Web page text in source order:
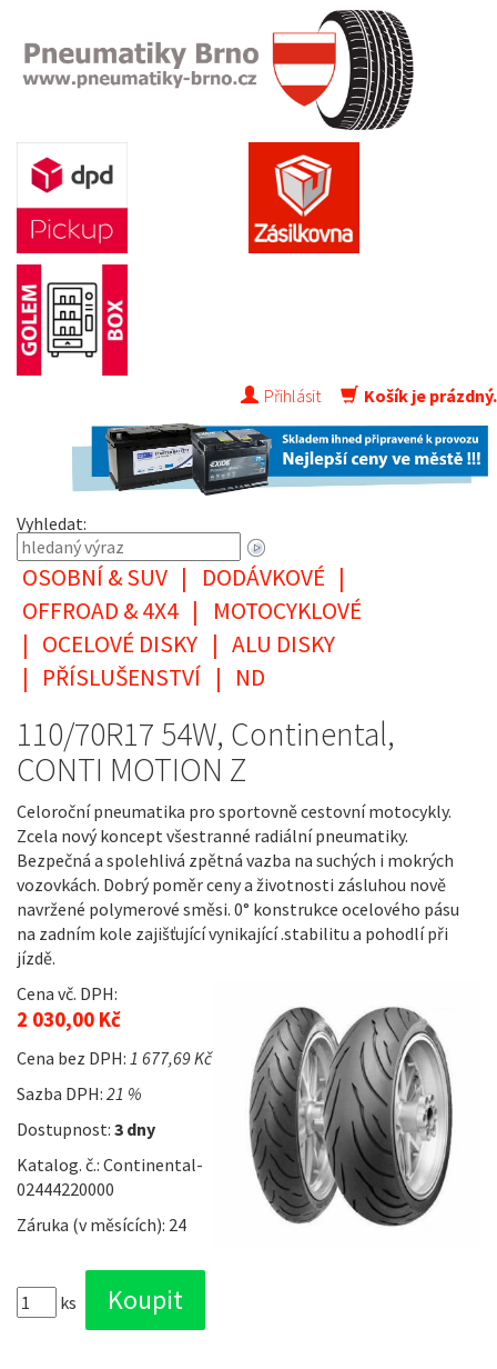
Přihlásit Košík je prázdný.
Vyhledat:
OSOBNÍ & SUV | DODÁVKOVÉ |
OFFROAD & 4X4 |
MOTOCYKLOVÉ
| OCELOVÉ DISKY | ALU DISKY
| PŘÍSLUŠENSTVÍ | ND
110/70R17 54W, Continental,
CONTI MOTION Z
Celoroční pneumatika pro sportovně cestovní motocykly.
Zcela nový koncept všestranné radiální pneumatiky.
Bezpečná a spolehlivá zpětná vazba na suchých i mokrých
vozovkách. Dobrý poměr ceny a životnosti zásluhou nově
navržené polymerové směsi. 0° konstrukce ocelového pásu
na zadním kole zajišťující vynikající .stabilitu a pohodlí při
jízdě.
Cena vč. DPH:
2 030,00 Kč
Cena bez DPH: 1 677,69 Kč
Sazba DPH: 21 %
Dostupnost: 3 dny
Katalog. č.: Continental-
02444220000
Záruka (v měsících): 24
ks